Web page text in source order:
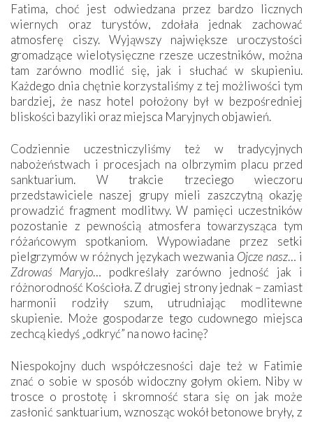
Fatima, choć jest odwiedzana przez bardzo licznych
wiernych oraz turystów, zdołała jednak zachować
atmosferę ciszy. Wyjąwszy największe uroczystości
gromadzące wielotysięczne rzesze uczestników, można
tam zarówno modlić się, jak i słuchać w skupieniu.
Każdego dnia chętnie korzystaliśmy z tej możliwości tym
bardziej, że nasz hotel położony był w bezpośredniej
bliskości bazyliki oraz miejsca Maryjnych objawień.
Codziennie uczestniczyliśmy też w tradycyjnych
nabożeństwach i procesjach na olbrzymim placu przed
sanktuarium. W trakcie trzeciego wieczoru
przedstawiciele naszej grupy mieli zaszczytną okazję
prowadzić fragment modlitwy. W pamięci uczestników
pozostanie z pewnością atmosfera towarzysząca tym
różańcowym spotkaniom. Wypowiadane przez setki
pielgrzymów w różnych językach wezwania Ojcze nasz… i
Zdrowaś Maryjo… podkreślały zarówno jedność jak i
różnorodność Kościoła. Z drugiej strony jednak – zamiast
harmonii rodziły szum, utrudniając modlitewne
skupienie. Może gospodarze tego cudownego miejsca
zechcą kiedyś „odkryć” na nowo łacinę?
Niespokojny duch współczesności daje też w Fatimie
znać o sobie w sposób widoczny gołym okiem. Niby w
trosce o prostotę i skromność stara się on jak może
zasłonić sanktuarium, wznosząc wokół betonowe bryły, z